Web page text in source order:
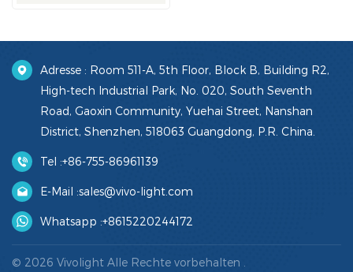
Adresse : Room 511-A, 5th Floor, Block B, Building R2,
High-tech Industrial Park, No. 020, South Seventh
Road, Gaoxin Community, Yuehai Street, Nanshan
District, Shenzhen, 518063 Guangdong, P.R. China.
Tel :+86-755-86961139
E-Mail :sales@vivo-light.com
Whatsapp :+8615220244172
© 2026 Vivolight Alle Rechte vorbehalten .